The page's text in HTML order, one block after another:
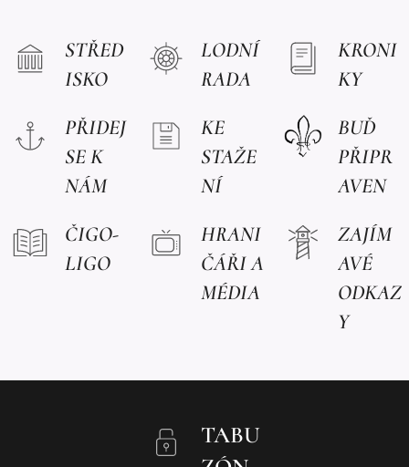
STŘED
ISKO
LODNÍ
RADA
KRONI
KY
PŘIDEJ
SE K
NÁM
KE
STAŽE
NÍ
BUĎ
PŘIPR
AVEN
ČIGO-
LIGO
HRANI
ČÁŘI A
MÉDIA
ZAJÍM
AVÉ
ODKAZ
Y
TABU